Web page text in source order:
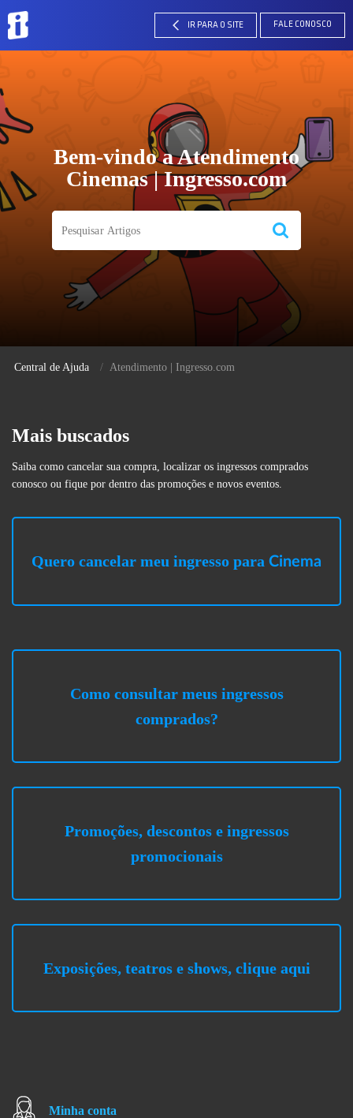
IR PARA O SITE FALE CONOSCO
Bem-vindo a Atendimento
Cinemas | Ingresso.com
Central de Ajuda Atendimento | Ingresso.com
Mais buscados
Saiba como cancelar sua compra, localizar os ingressos comprados
conosco ou fique por dentro das promoções e novos eventos.
Quero cancelar meu ingresso para Cinema
Como consultar meus ingressos
comprados?
Promoções, descontos e ingressos
promocionais
Exposições, teatros e shows, clique aqui
Minha conta